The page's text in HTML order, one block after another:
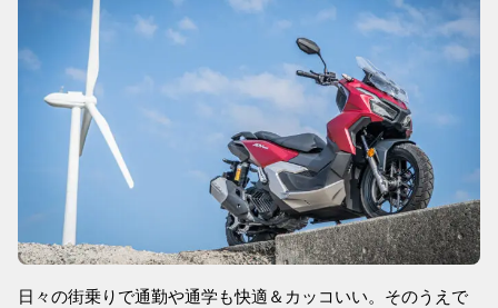
日々の街乗りで通勤や通学も快適＆カッコいい。そのうえで